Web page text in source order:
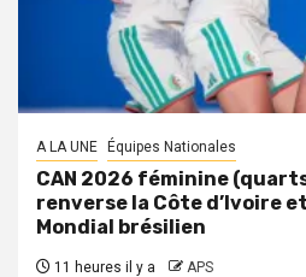
A LA UNE Équipes Nationales
CAN 2026 féminine
renverse la Côte d’Ivoire
Mondial brésilien
11 heures il y a APS